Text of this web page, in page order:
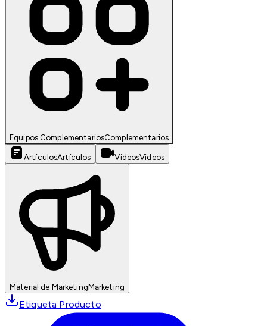
Equipos ComplementariosComplementarios
ArtículosArtículos VideosVideos
Material de MarketingMarketing
Etiqueta Producto